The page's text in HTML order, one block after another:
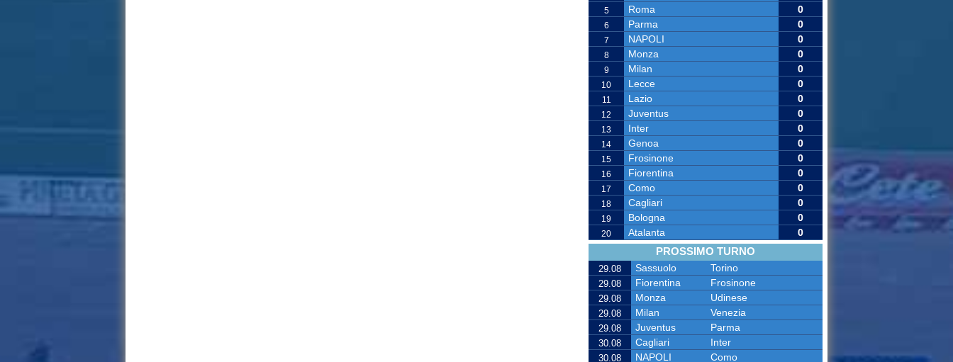
5 Roma 0
6 Parma 0
7 NAPOLI 0
8 Monza 0
9 Milan 0
10 Lecce 0
11 Lazio 0
12 Juventus 0
13 Inter 0
14 Genoa 0
15 Frosinone 0
16 Fiorentina 0
17 Como 0
18 Cagliari 0
19 Bologna 0
20 Atalanta 0
PROSSIMO TURNO
29.08 Sassuolo Torino
29.08 Fiorentina Frosinone
29.08 Monza Udinese
29.08 Milan Venezia
29.08 Juventus Parma
30.08 Cagliari Inter
30.08 NAPOLI Como